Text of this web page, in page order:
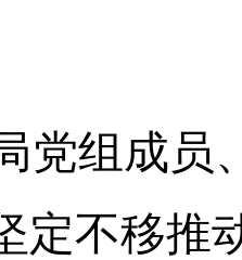
党组成员
定不移推